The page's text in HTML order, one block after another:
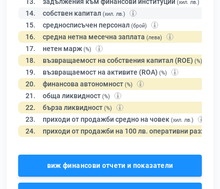
13. задължения към финансови институции (хил. лв.)
14. собствен капитал (хил. лв.)
15. средносписъчен персонал (брой)
16. средна нетна месечна заплата (лева)
17. нетен марж (%)
18. възвращаемост на собствения капитал (ROE) (%)
19. възвращаемост на активите (ROA) (%)
20. финансова автономност (%)
21. обща ликвидност (%)
22. бърза ликвидност (%)
23. приходи от продажби средно на човек (хил. лв.)
24. приходи от продажби на 100 лв. оперативни разходи
виж финансови отчети и показатели